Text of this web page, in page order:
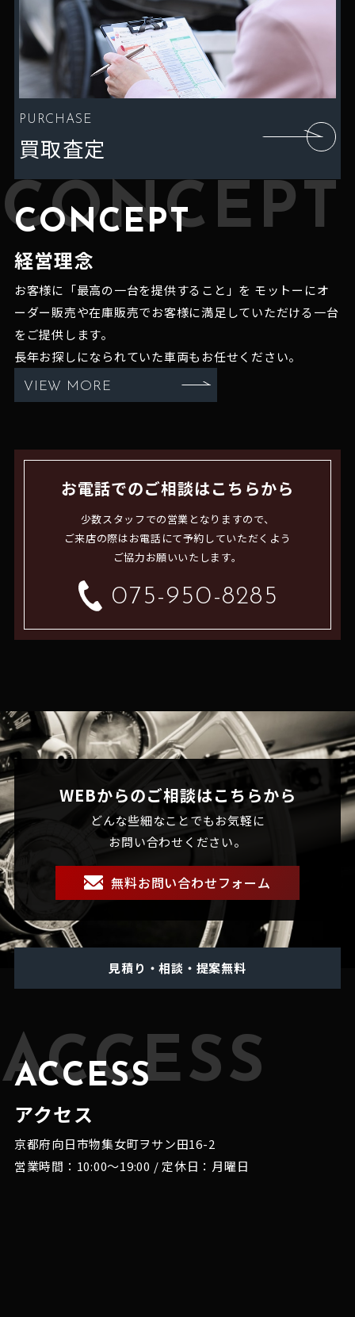
PURCHASE
買取査定
CONCEPT
CONCEPT
経営理念
お客様に「最高の一台を提供すること」を モットーにオ
ーダー販売や在庫販売でお客様に満足していただける一台
をご提供します。
長年お探しになられていた車両もお任せください。
VIEW MORE
お電話でのご相談はこちらから
少数スタッフでの営業となりますので、
ご来店の際はお電話にて予約していただくよう
ご協力お願いいたします。
075-950-8285
WEBからのご相談はこちらから
どんな些細なことでもお気軽に
お問い合わせください。
無料お問い合わせフォーム
見積り・相談・提案無料
ACCESS
ACCESS
アクセス
京都府向日市物集女町ヲサン田16-2
営業時間：10:00～19:00 / 定休日：月曜日